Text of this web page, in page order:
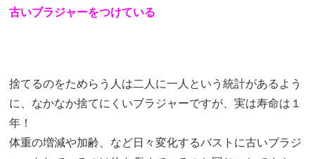
古いブラジャーをつけている
捨てるのをためらう人は二人に一人という統計があるよう
に、なかなか捨てにくいブラジャーですが、実は寿命は１
年！
体重の増減や加齢、など日々変化するバストに古いブラジ